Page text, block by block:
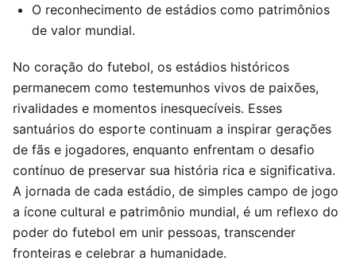
O reconhecimento de estádios como patrimônios
de valor mundial.
No coração do futebol, os estádios históricos
permanecem como testemunhos vivos de paixões,
rivalidades e momentos inesquecíveis. Esses
santuários do esporte continuam a inspirar gerações
de fãs e jogadores, enquanto enfrentam o desafio
contínuo de preservar sua história rica e significativa.
A jornada de cada estádio, de simples campo de jogo
a ícone cultural e patrimônio mundial, é um reflexo do
poder do futebol em unir pessoas, transcender
fronteiras e celebrar a humanidade.